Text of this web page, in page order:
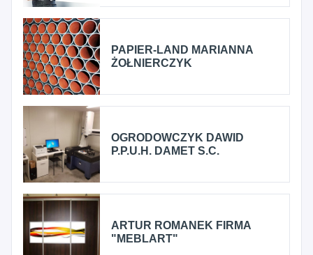
PAPIER-LAND MARIANNA
ŻOŁNIERCZYK
OGRODOWCZYK DAWID
P.P.U.H. DAMET S.C.
ARTUR ROMANEK FIRMA
"MEBLART"